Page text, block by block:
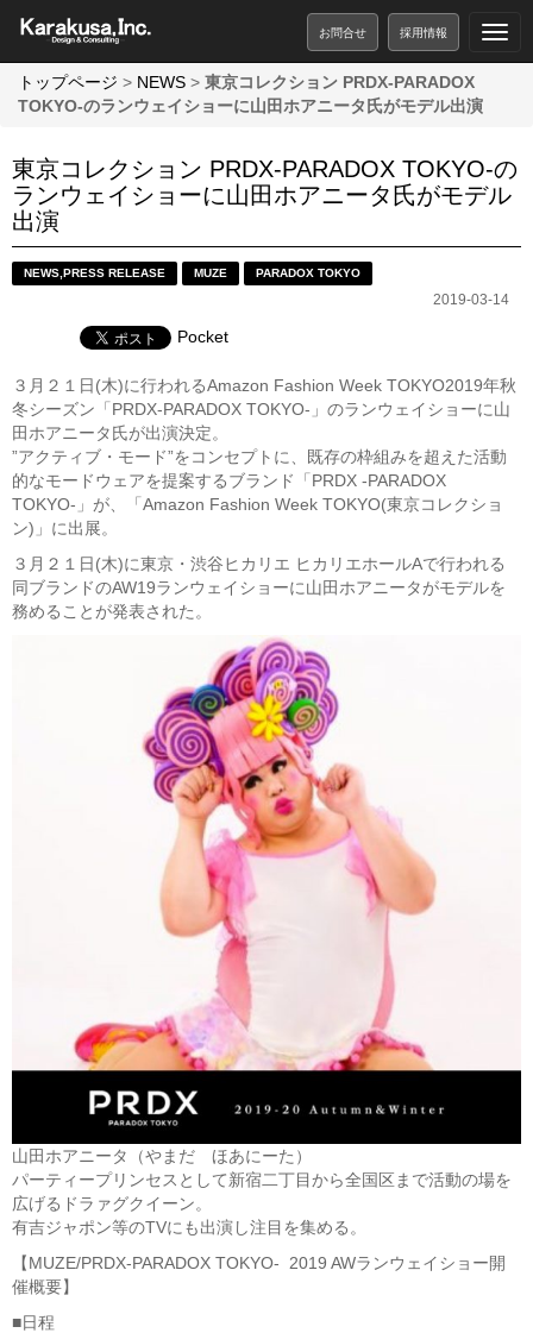
採用情報
お問合せ
トップページ > NEWS > 東京コレクション PRDX-PARADOX
TOKYO-のランウェイショーに山田ホアニータ氏がモデル出演
東京コレクション PRDX-PARADOX TOKYO-の
ランウェイショーに山田ホアニータ氏がモデル
出演
NEWS PRESS RELEASE MUZE PARADOX TOKYO
2019-03-14
Pocket
３月２１日(木)に行われるAmazon Fashion Week TOKYO2019年秋
冬シーズン「PRDX-PARADOX TOKYO-」のランウェイショーに山
田ホアニータ氏が出演決定。
”アクティブ・モード”をコンセプトに、既存の枠組みを超えた活動
的なモードウェアを提案するブランド「PRDX -PARADOX
TOKYO-」が、「Amazon Fashion Week TOKYO(東京コレクショ
ン)」に出展。
３月２１日(木)に東京・渋谷ヒカリエ ヒカリエホールAで行われる
同ブランドのAW19ランウェイショーに山田ホアニータがモデルを
務めることが発表された。
山田ホアニータ（やまだ ほあにーた）
パーティープリンセスとして新宿二丁目から全国区まで活動の場を
広げるドラァグクイーン。
有吉ジャポン等のTVにも出演し注目を集める。
【MUZE/PRDX-PARADOX TOKYO- 2019 AWランウェイショー開
催概要】
■日程